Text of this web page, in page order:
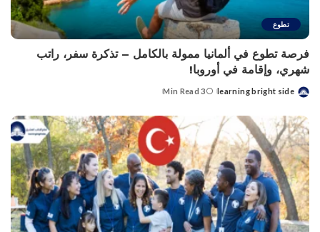
تطوع
فرصة تطوع في ألمانيا ممولة بالكامل – تذكرة سفر، راتب
شهري، وإقامة في أوروبا!
Posted
learning bright side
3 Min Read